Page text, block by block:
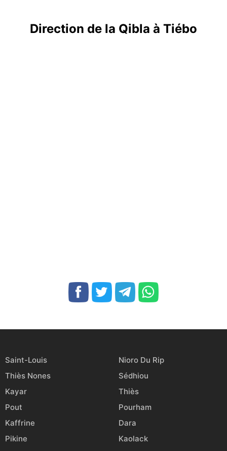
Direction de la Qibla à Tiébo
Saint-Louis
Nioro Du Rip
Thiès Nones
Sédhiou
Kayar
Thiès
Pout
Pourham
Kaffrine
Dara
Pikine
Kaolack